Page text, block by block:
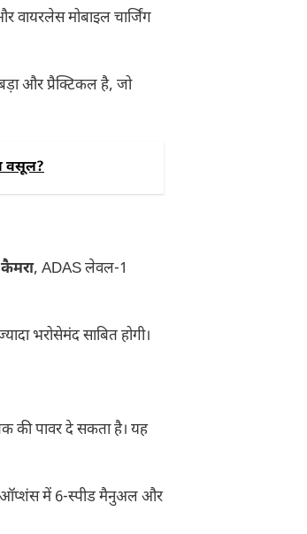
वायरलेस मोबाइल चार्जिंग
और प्रैक्टिकल है, जो
वसूल?
कैमरा, ADAS लेवल-1
भरोसेमंद साबित होगी।
की पावर दे सकता है। यह
ऑप्शंस में 6-स्पीड मैनुअल और